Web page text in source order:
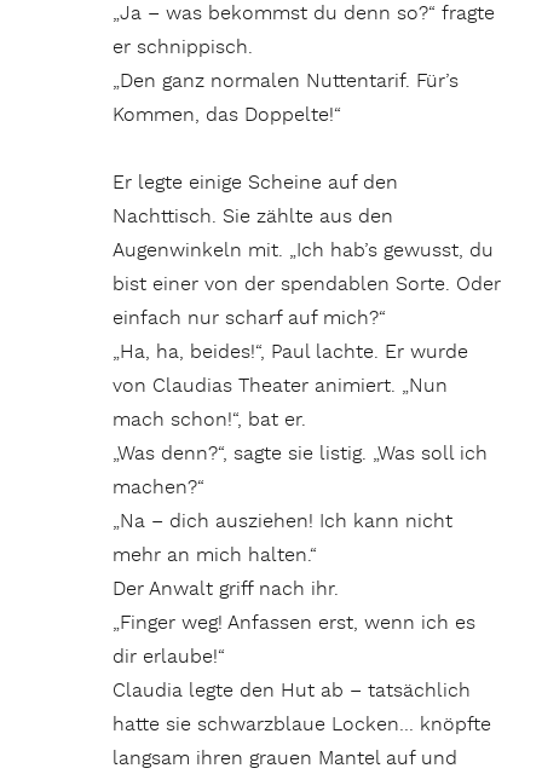
„Ja – was bekommst du denn so?“ fragte
er schnippisch.
„Den ganz normalen Nuttentarif. Für’s
Kommen, das Doppelte!“
Er legte einige Scheine auf den
Nachttisch. Sie zählte aus den
Augenwinkeln mit. „Ich hab’s gewusst, du
bist einer von der spendablen Sorte. Oder
einfach nur scharf auf mich?“
„Ha, ha, beides!“, Paul lachte. Er wurde
von Claudias Theater animiert. „Nun
mach schon!“, bat er.
„Was denn?“, sagte sie listig. „Was soll ich
machen?“
„Na – dich ausziehen! Ich kann nicht
mehr an mich halten.“
Der Anwalt griff nach ihr.
„Finger weg! Anfassen erst, wenn ich es
dir erlaube!“
Claudia legte den Hut ab – tatsächlich
hatte sie schwarzblaue Locken… knöpfte
langsam ihren grauen Mantel auf und